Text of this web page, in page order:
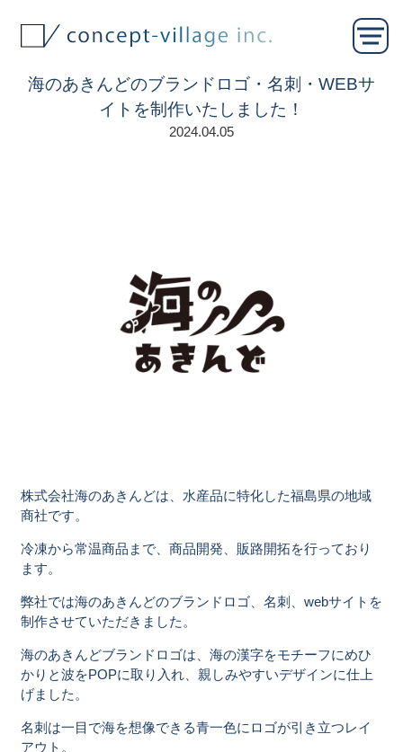
海のあきんどのブランドロゴ・名刺・WEBサ
イトを制作いたしました！
2024.04.05
株式会社海のあきんどは、水産品に特化した福島県の地域
商社です。
冷凍から常温商品まで、商品開発、販路開拓を行っており
ます。
弊社では海のあきんどのブランドロゴ、名刺、webサイトを
制作させていただきました。
海のあきんどブランドロゴは、海の漢字をモチーフにめひ
かりと波をPOPに取り入れ、親しみやすいデザインに仕上
げました。
名刺は一目で海を想像できる青一色にロゴが引き立つレイ
アウト。